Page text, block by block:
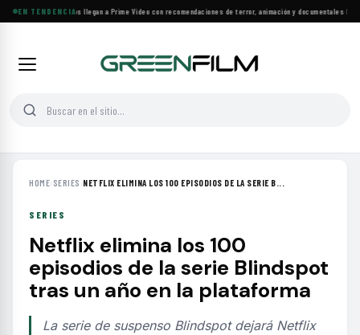
EN TENDENCIA
Más de 160 estrenos llegan a Prime Video con recomendaciones de terror, animación y documentales·Las
HOME› SERIES ›NETFLIX ELIMINA LOS 100 EPISODIOS DE LA SERIE B...
SERIES
Netflix elimina los 100
episodios de la serie Blindspot
tras un año en la plataforma
La serie de suspenso Blindspot dejará Netflix